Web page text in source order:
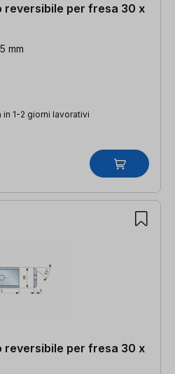
reversibile per fresa 30 x
mm
1-2 giorni lavorativi
reversibile per fresa 30 x